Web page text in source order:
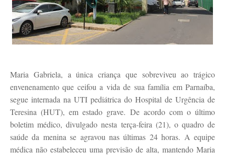
Maria Gabriela, a única criança que sobreviveu ao trágico
envenenamento que ceifou a vida de sua família em Parnaíba,
segue internada na UTI pediátrica do Hospital de Urgência de
Teresina (HUT), em estado grave. De acordo com o último
boletim médico, divulgado nesta terça-feira (21), o quadro de
saúde da menina se agravou nas últimas 24 horas. A equipe
médica não estabeleceu uma previsão de alta, mantendo Maria